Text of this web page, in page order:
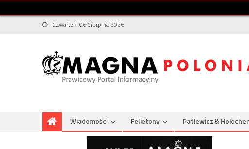
Czwartek, 06 Sierpnia 2026
Wiadomości Felietony Patlewicz & Holocher